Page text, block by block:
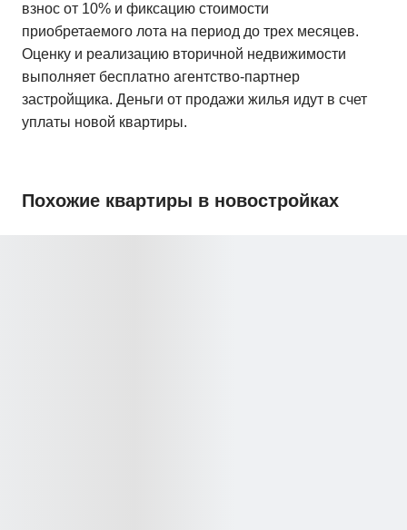
взнос от 10% и фиксацию стоимости
приобретаемого лота на период до трех месяцев.
Оценку и реализацию вторичной недвижимости
выполняет бесплатно агентство-партнер
застройщика. Деньги от продажи жилья идут в счет
уплаты новой квартиры.
Похожие квартиры в новостройках